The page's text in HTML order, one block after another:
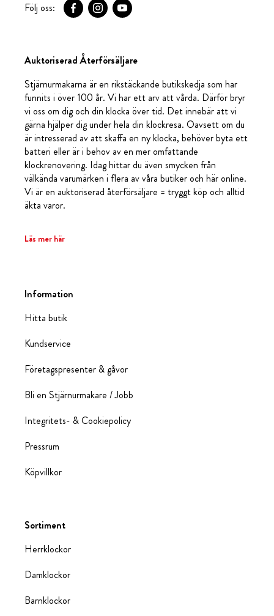
Följ oss:
Auktoriserad Återförsäljare
Stjärnurmakarna är en rikstäckande butikskedja som har
funnits i över 100 år. Vi har ett arv att vårda. Därför bryr
vi oss om dig och din klocka över tid. Det innebär att vi
gärna hjälper dig under hela din klockresa. Oavsett om du
är intresserad av att skaffa en ny klocka, behöver byta ett
batteri eller är i behov av en mer omfattande
klockrenovering. Idag hittar du även smycken från
välkända varumärken i flera av våra butiker och här online.
Vi är en auktoriserad återförsäljare = tryggt köp och alltid
äkta varor.
Läs mer här
Information
Hitta butik
Kundservice
Företagspresenter & gåvor
Bli en Stjärnurmakare / Jobb
Integritets- & Cookiepolicy
Pressrum
Köpvillkor
Sortiment
Herrklockor
Damklockor
Barnklockor